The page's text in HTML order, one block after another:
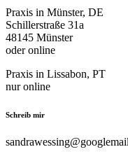
Praxis in Münster, DE
Schillerstraße 31a
48145 Münster
oder online
Praxis in Lissabon, PT
nur online
Schreib mir